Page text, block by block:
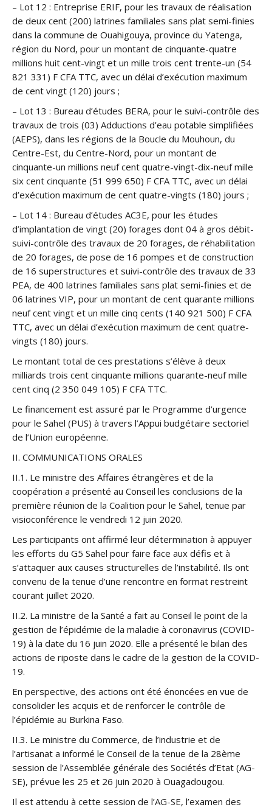
– Lot 12 : Entreprise ERIF, pour les travaux de réalisation
de deux cent (200) latrines familiales sans plat semi-finies
dans la commune de Ouahigouya, province du Yatenga,
région du Nord, pour un montant de cinquante-quatre
millions huit cent-vingt et un mille trois cent trente-un (54
821 331) F CFA TTC, avec un délai d’exécution maximum
de cent vingt (120) jours ;
– Lot 13 : Bureau d’études BERA, pour le suivi-contrôle des
travaux de trois (03) Adductions d’eau potable simplifiées
(AEPS), dans les régions de la Boucle du Mouhoun, du
Centre-Est, du Centre-Nord, pour un montant de
cinquante-un millions neuf cent quatre-vingt-dix-neuf mille
six cent cinquante (51 999 650) F CFA TTC, avec un délai
d’exécution maximum de cent quatre-vingts (180) jours ;
– Lot 14 : Bureau d’études AC3E, pour les études
d’implantation de vingt (20) forages dont 04 à gros débit-
suivi-contrôle des travaux de 20 forages, de réhabilitation
de 20 forages, de pose de 16 pompes et de construction
de 16 superstructures et suivi-contrôle des travaux de 33
PEA, de 400 latrines familiales sans plat semi-finies et de
06 latrines VIP, pour un montant de cent quarante millions
neuf cent vingt et un mille cinq cents (140 921 500) F CFA
TTC, avec un délai d’exécution maximum de cent quatre-
vingts (180) jours.
Le montant total de ces prestations s’élève à deux
milliards trois cent cinquante millions quarante-neuf mille
cent cinq (2 350 049 105) F CFA TTC.
Le financement est assuré par le Programme d’urgence
pour le Sahel (PUS) à travers l’Appui budgétaire sectoriel
de l’Union européenne.
II. COMMUNICATIONS ORALES
II.1. Le ministre des Affaires étrangères et de la
coopération a présenté au Conseil les conclusions de la
première réunion de la Coalition pour le Sahel, tenue par
visioconférence le vendredi 12 juin 2020.
Les participants ont affirmé leur détermination à appuyer
les efforts du G5 Sahel pour faire face aux défis et à
s’attaquer aux causes structurelles de l’instabilité. Ils ont
convenu de la tenue d’une rencontre en format restreint
courant juillet 2020.
II.2. La ministre de la Santé a fait au Conseil le point de la
gestion de l’épidémie de la maladie à coronavirus (COVID-
19) à la date du 16 juin 2020. Elle a présenté le bilan des
actions de riposte dans le cadre de la gestion de la COVID-
19.
En perspective, des actions ont été énoncées en vue de
consolider les acquis et de renforcer le contrôle de
l’épidémie au Burkina Faso.
II.3. Le ministre du Commerce, de l’industrie et de
l’artisanat a informé le Conseil de la tenue de la 28ème
session de l’Assemblée générale des Sociétés d’Etat (AG-
SE), prévue les 25 et 26 juin 2020 à Ouagadougou.
Il est attendu à cette session de l’AG-SE, l’examen des